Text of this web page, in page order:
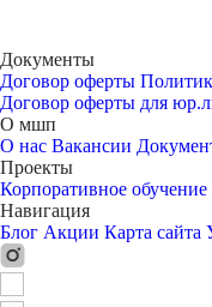
Документы
Договор оферты
Договор оферты для
О мшп
О нас Вакансии
Проекты
Корпоративное обучение
Навигация
Блог Акции Карта сайта